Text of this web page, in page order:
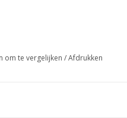
om te vergelijken /Afdrukken